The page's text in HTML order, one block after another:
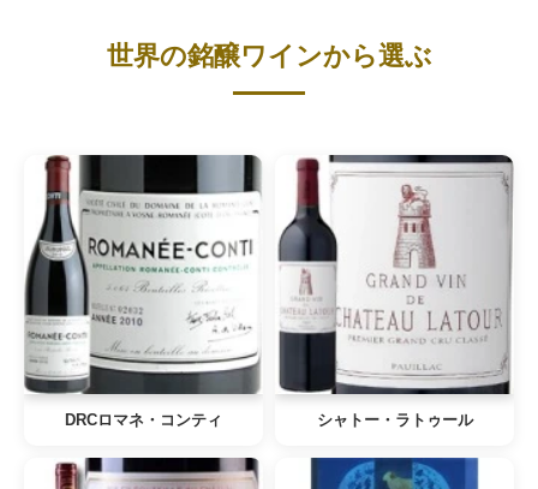
世界の銘醸ワインから選ぶ
DRCロマネ・コンティ シャトー・ラトゥール